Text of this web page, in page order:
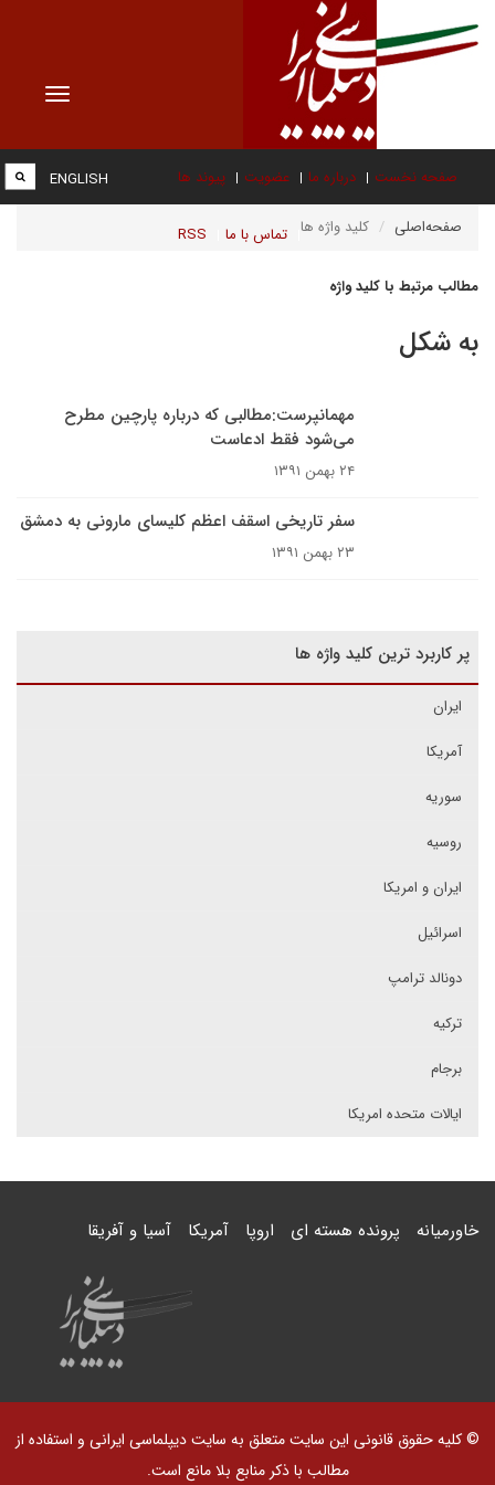
Toggle
صفحه نخست درباره ما عضویت پیوند ها
تماس با ما RSS
ENGLISH
صفحه‌اصلی کلید واژه ها
مطالب مرتبط با کلید واژه
به شکل
مهمانپرست:مطالبی که درباره پارچین مطرح
می‌شود فقط ادعاست
۲۴ بهمن ۱۳۹۱
سفر تاریخی اسقف اعظم کلیسای مارونی به دمشق
۲۳ بهمن ۱۳۹۱
پر کاربرد ترین کلید واژه ها
ایران
آمریکا
سوریه
روسیه
ایران و امریکا
اسرائیل
دونالد ترامپ
ترکیه
برجام
ایالات متحده امریکا
خاورمیانه پرونده هسته ای اروپا آمریکا آسیا و آفریقا
© کلیه حقوق قانونی این سایت متعلق به سایت دیپلماسی ایرانی و استفاده از
مطالب با ذکر منابع بلا مانع است.